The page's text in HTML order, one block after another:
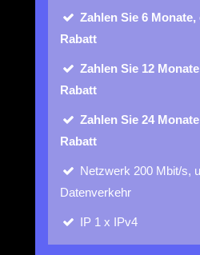
Zahlen Sie 6
Rabatt
Zahlen Sie 12
Rabatt
Zahlen Sie 24
Rabatt
Netzwerk 200 Mbit/s,
Datenverkehr
IP 1 x IPv4